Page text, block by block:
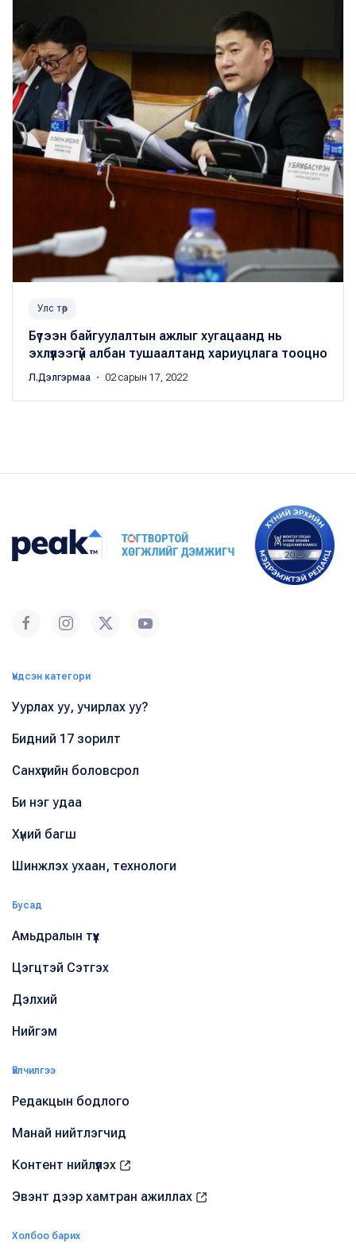
Улс төр
Бүтээн байгуулалтын ажлыг хугацаанд нь
эхлүүлээгүй албан тушаалтанд хариуцлага тооцно
Л.Дэлгэрмаа ・ 02 сарын 17, 2022
Үндсэн категори
Уурлах уу, учирлах уу?
Бидний 17 зорилт
Санхүүгийн боловсрол
Би нэг удаа
Хүний багш
Шинжлэх ухаан, технологи
Бусад
Амьдралын түүх
Цэгцтэй Сэтгэх
Дэлхий
Нийгэм
Үйлчилгээ
Редакцын бодлого
Манай нийтлэгчид
Контент нийлүүлэх
Эвэнт дээр хамтран ажиллах
Холбоо барих